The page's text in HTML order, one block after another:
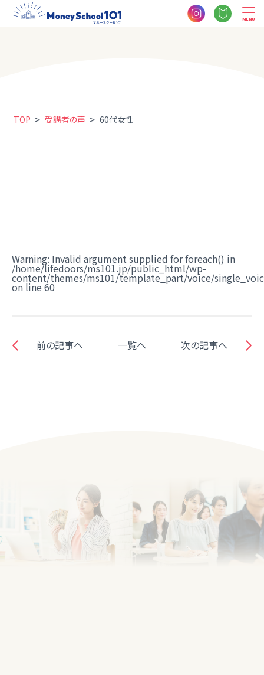
MENU
TOP > 受講者の声 > 60代女性
Warning: Invalid argument supplied for foreach() in
/home/lifedoors/ms101.jp/public_html/wp-
content/themes/ms101/template_part/voice/
on line 60
前の記事へ 一覧へ 次の記事へ